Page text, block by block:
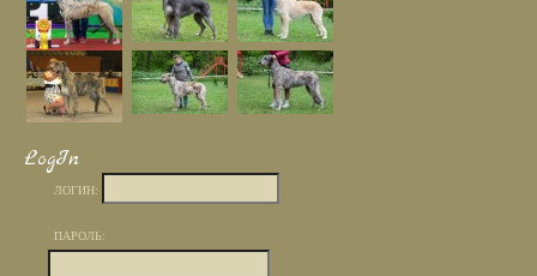
LogIn
ЛОГИН:
ПАРОЛЬ: